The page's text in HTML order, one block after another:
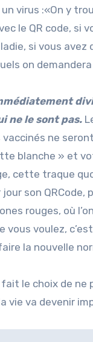
un virus :«On y
le QR code, si
si vous avez
on
ne le sont pas.
ne
blanche » et
cette traque
son
rouges, où
vous voulez,
la nouvelle
le choix de ne
vie va devenir